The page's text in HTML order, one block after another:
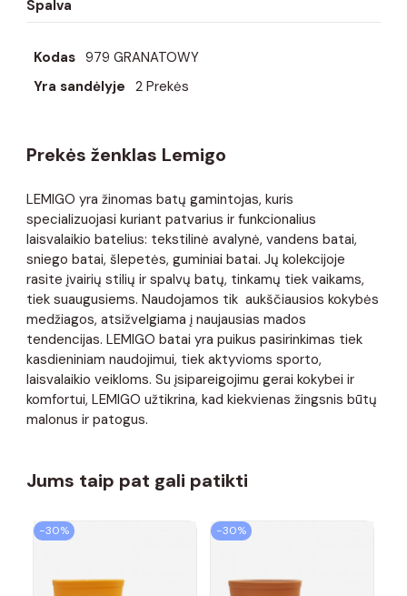
Spalva
Kodas 979 GRANATOWY
Yra sandėlyje 2 Prekės
Prekės ženklas Lemigo
LEMIGO yra žinomas batų gamintojas, kuris
specializuojasi kuriant patvarius ir funkcionalius
laisvalaikio batelius: tekstilinė avalynė, vandens batai,
sniego batai, šlepetės, guminiai batai. Jų kolekcijoje
rasite įvairių stilių ir spalvų batų, tinkamų tiek vaikams,
tiek suaugusiems. Naudojamos tik aukščiausios kokybės
medžiagos, atsižvelgiama į naujausias mados
tendencijas. LEMIGO batai yra puikus pasirinkimas tiek
kasdieniniam naudojimui, tiek aktyvioms sporto,
laisvalaikio veikloms. Su įsipareigojimu gerai kokybei ir
komfortui, LEMIGO užtikrina, kad kiekvienas žingsnis būtų
malonus ir patogus.
Jums taip pat gali patikti
−30% −30%